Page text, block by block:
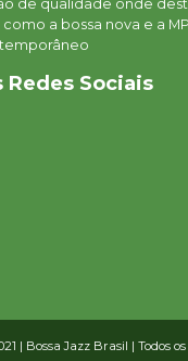
de qualidade onde
como a bossa nova e a
Redes Sociais
| Bossa Jazz Brasil | Todos